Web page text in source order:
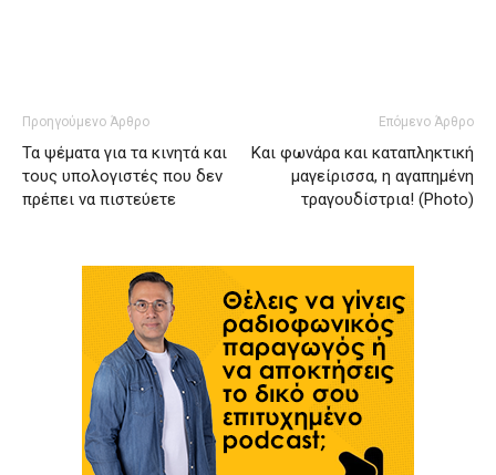
Προηγούμενο Άρθρο
Τα ψέματα για τα κινητά και
τους υπολογιστές που δεν
πρέπει να πιστεύετε
Επόμενο Άρθρο
Και φωνάρα και καταπληκτική
μαγείρισσα, η αγαπημένη
τραγουδίστρια! (Photo)